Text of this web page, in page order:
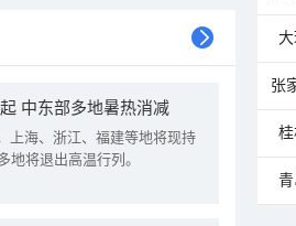
中东部多地暑热消减
上海、浙江、福建等地将现持
地将退出高温行列。
大
张
青